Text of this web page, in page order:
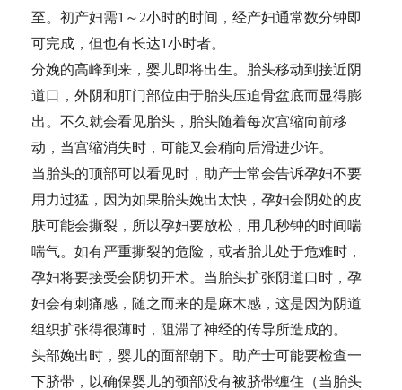
至。初产妇需1～2小时的时间，经产妇通常数分钟即
可完成，但也有长达1小时者。
分娩的高峰到来，婴儿即将出生。胎头移动到接近阴
道口，外阴和肛门部位由于胎头压迫骨盆底而显得膨
出。不久就会看见胎头，胎头随着每次宫缩向前移
动，当宫缩消失时，可能又会稍向后滑进少许。
当胎头的顶部可以看见时，助产士常会告诉孕妇不要
用力过猛，因为如果胎头娩出太快，孕妇会阴处的皮
肤可能会撕裂，所以孕妇要放松，用几秒钟的时间喘
喘气。如有严重撕裂的危险，或者胎儿处于危难时，
孕妇将要接受会阴切开术。当胎头扩张阴道口时，孕
妇会有刺痛感，随之而来的是麻木感，这是因为阴道
组织扩张得很薄时，阻滞了神经的传导所造成的。
头部娩出时，婴儿的面部朝下。助产士可能要检查一
下脐带，以确保婴儿的颈部没有被脐带缠住（当胎头